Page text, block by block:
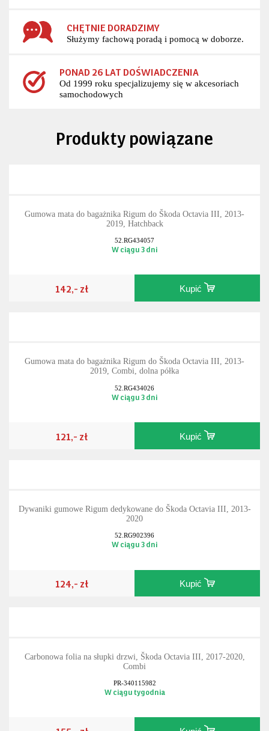
CHĘTNIE DORADZIMY
Służymy fachową poradą i pomocą w doborze.
PONAD 26 LAT DOŚWIADCZENIA
Od 1999 roku specjalizujemy się w akcesoriach
samochodowych
Produkty powiązane
Gumowa mata do bagażnika Rigum do Škoda Octavia III, 2013-
2019, Hatchback
52.RG434057
W ciągu 3 dni
142,- zł Kupić
Gumowa mata do bagażnika Rigum do Škoda Octavia III, 2013-
2019, Combi, dolna półka
52.RG434026
W ciągu 3 dni
121,- zł Kupić
Dywaniki gumowe Rigum dedykowane do Škoda Octavia III, 2013-
2020
52.RG902396
W ciągu 3 dni
124,- zł Kupić
Carbonowa folia na słupki drzwi, Škoda Octavia III, 2017-2020,
Combi
PR-340115982
W ciągu tygodnia